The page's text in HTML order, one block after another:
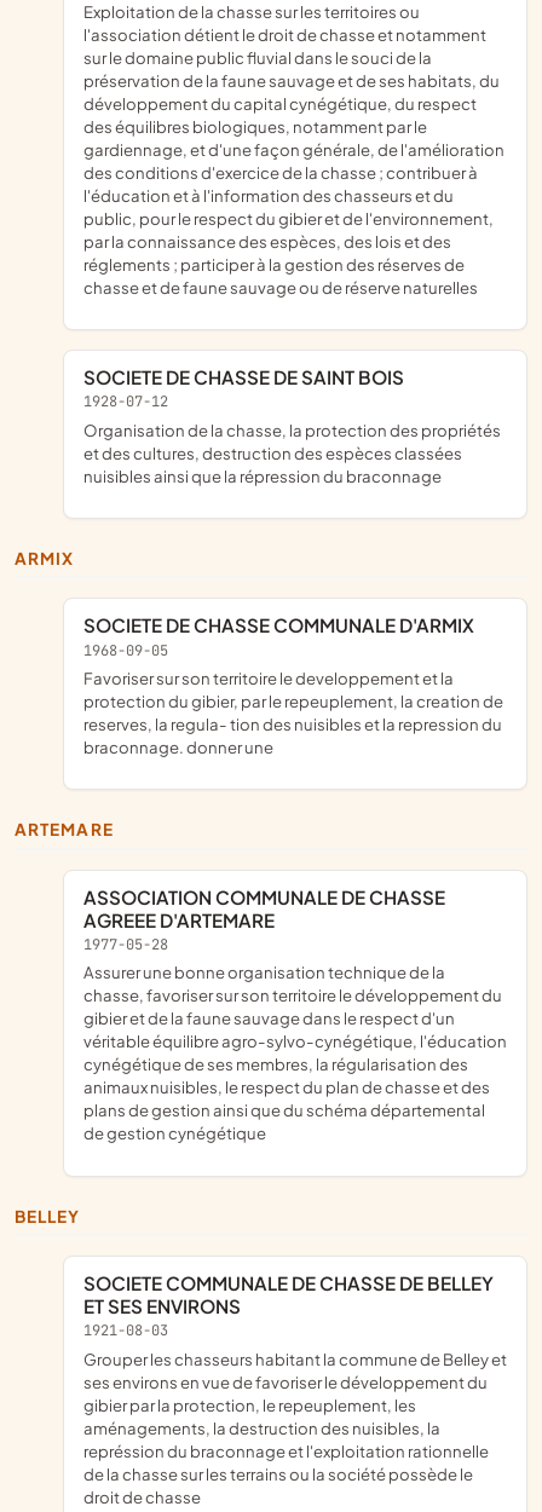
exploitation de la chasse sur les territoires ou
l'association détient le droit de chasse et notamment
sur le domaine public fluvial dans le souci de la
préservation de la faune sauvage et de ses habitats, du
développement du capital cynégétique, du respect
des équilibres biologiques, notamment par le
gardiennage, et d'une façon générale, de l'amélioration
des conditions d'exercice de la chasse ; contribuer à
l'éducation et à l'information des chasseurs et du
public, pour le respect du gibier et de l'environnement,
par la connaissance des espèces, des lois et des
réglements ; participer à la gestion des réserves de
chasse et de faune sauvage ou de réserve naturelles
SOCIETE DE CHASSE DE SAINT BOIS
1928-07-12
organisation de la chasse, la protection des propriétés
et des cultures, destruction des espèces classées
nuisibles ainsi que la répression du braconnage
ARMIX
SOCIETE DE CHASSE COMMUNALE D'ARMIX
1968-09-05
favoriser sur son territoire le developpement et la
protection du gibier, par le repeuplement, la creation de
reserves, la regula- tion des nuisibles et la repression du
braconnage. donner une
ARTEMARE
ASSOCIATION COMMUNALE DE CHASSE
AGREEE D'ARTEMARE
1977-05-28
assurer une bonne organisation technique de la
chasse, favoriser sur son territoire le développement du
gibier et de la faune sauvage dans le respect d'un
véritable équilibre agro-sylvo-cynégétique, l'éducation
cynégétique de ses membres, la régularisation des
animaux nuisibles, le respect du plan de chasse et des
plans de gestion ainsi que du schéma départemental
de gestion cynégétique
BELLEY
SOCIETE COMMUNALE DE CHASSE DE BELLEY
ET SES ENVIRONS
1921-08-03
grouper les chasseurs habitant la commune de Belley et
ses environs en vue de favoriser le développement du
gibier par la protection, le repeuplement, les
aménagements, la destruction des nuisibles, la
représsion du braconnage et l'exploitation rationnelle
de la chasse sur les terrains ou la société possède le
droit de chasse